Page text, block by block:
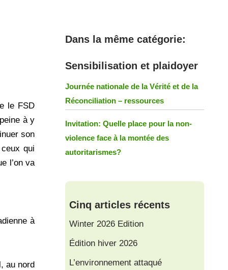
le FSD
à y
son
qui
l’on va
à
au nord
Dans la même catégorie:
Sensibilisation et plaidoyer
Journée nationale de la Vérité et de la
Réconciliation – ressources
Invitation: Quelle place pour la non-
violence face à la montée des
autoritarismes?
Cinq articles récents
Winter 2026 Edition
Édition hiver 2026
L’environnement attaqué